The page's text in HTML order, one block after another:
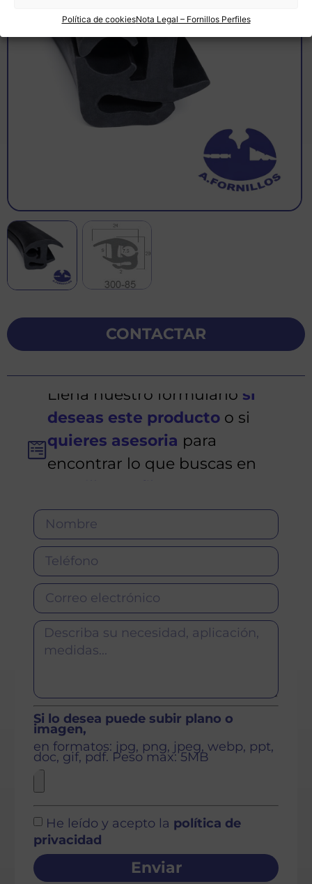
Política de cookiesNota Legal – Fornillos Perfiles
CONTACTAR
Llena nuestro formulario si
deseas este producto o si
quieres asesoria para
encontrar lo que buscas en
Si lo desea puede subir plano o
imagen,
en formatos: jpg, png, jpeg, webp, ppt,
doc, gif, pdf. Peso max: 5MB
He leído y acepto la política de
privacidad
Enviar